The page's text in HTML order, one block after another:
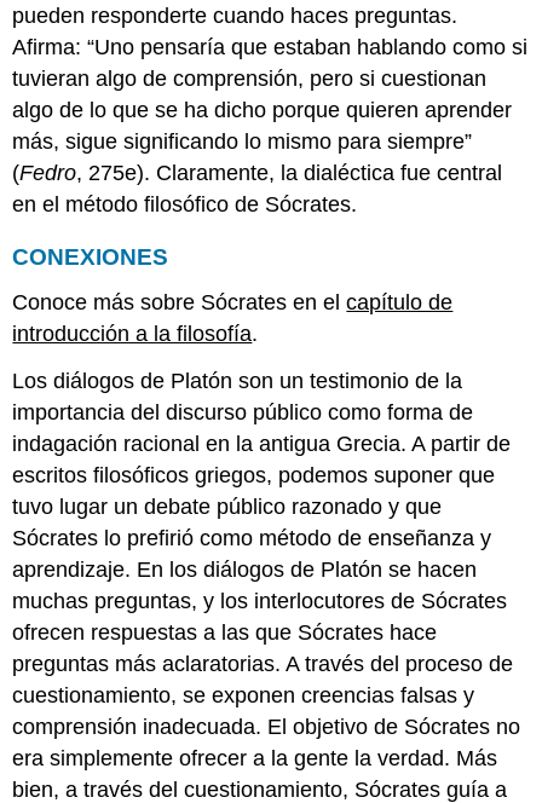
pueden responderte cuando haces preguntas.
Afirma: “Uno pensaría que estaban hablando como si
tuvieran algo de comprensión, pero si cuestionan
algo de lo que se ha dicho porque quieren aprender
más, sigue significando lo mismo para siempre”
(Fedro, 275e). Claramente, la dialéctica fue central
en el método filosófico de Sócrates.
CONEXIONES
Conoce más sobre Sócrates en elcapítulo de
introducción a la filosofía.
Los diálogos de Platón son un testimonio de la
importancia del discurso público como forma de
indagación racional en la antigua Grecia. A partir de
escritos filosóficos griegos, podemos suponer que
tuvo lugar un debate público razonado y que
Sócrates lo prefirió como método de enseñanza y
aprendizaje. En los diálogos de Platón se hacen
muchas preguntas, y los interlocutores de Sócrates
ofrecen respuestas a las que Sócrates hace
preguntas más aclaratorias. A través del proceso de
cuestionamiento, se exponen creencias falsas y
comprensión inadecuada. El objetivo de Sócrates no
era simplemente ofrecer a la gente la verdad. Más
bien, a través del cuestionamiento, Sócrates guía a